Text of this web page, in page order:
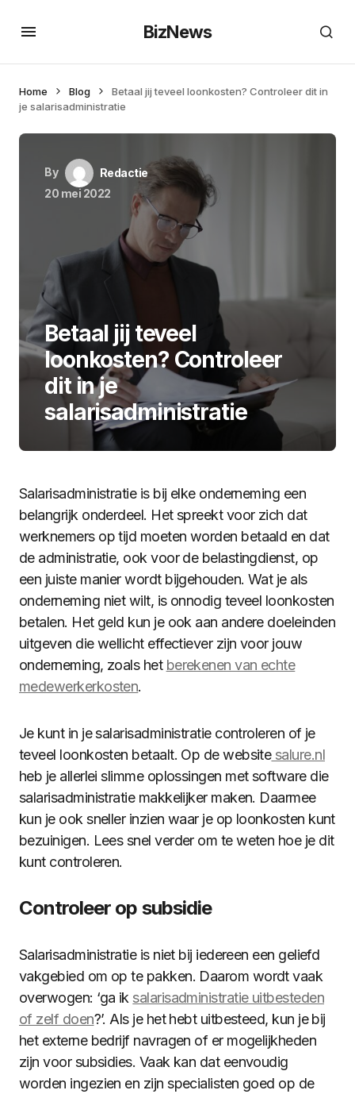
BizNews
Home Blog
Betaal jij teveel loonkosten? Controleer dit in
je salarisadministratie
By
Redactie
20 mei 2022
Betaal jij teveel
loonkosten? Controleer
dit in je
salarisadministratie
Salarisadministratie is bij elke onderneming een
belangrijk onderdeel. Het spreekt voor zich dat
werknemers op tijd moeten worden betaald en dat
de administratie, ook voor de belastingdienst, op
een juiste manier wordt bijgehouden. Wat je als
onderneming niet wilt, is onnodig teveel loonkosten
betalen. Het geld kun je ook aan andere doeleinden
uitgeven die wellicht effectiever zijn voor jouw
onderneming, zoals het berekenen van echte
medewerkerkosten.
Je kunt in je salarisadministratie controleren of je
teveel loonkosten betaalt. Op de websitesalure.nl
heb je allerlei slimme oplossingen met software die
salarisadministratie makkelijker maken. Daarmee
kun je ook sneller inzien waar je op loonkosten kunt
bezuinigen. Lees snel verder om te weten hoe je dit
kunt controleren.
Controleer op subsidie
Salarisadministratie is niet bij iedereen een geliefd
vakgebied om op te pakken. Daarom wordt vaak
overwogen: ‘ga ik salarisadministratie uitbesteden
of zelf doen?’. Als je het hebt uitbesteed, kun je bij
het externe bedrijf navragen of er mogelijkheden
zijn voor subsidies. Vaak kan dat eenvoudig
worden ingezien en zijn specialisten goed op de